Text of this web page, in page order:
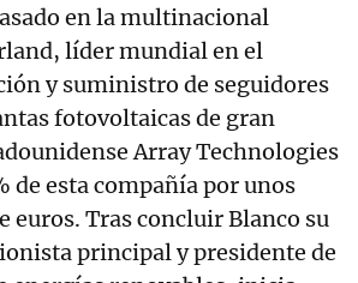
en la multinacional
líder mundial en el
y suministro de seguidores
fotovoltaicas de gran
Array Technologies
de esta compañía por unos
euros. Tras concluir Blanco su
principal y presidente de